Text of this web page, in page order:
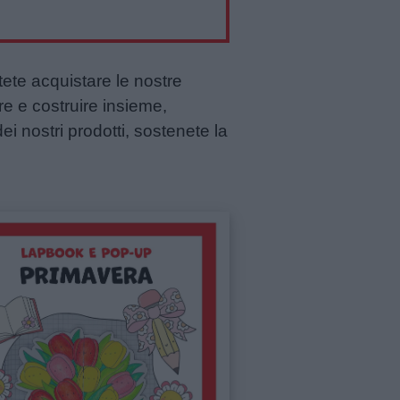
acquistare le nostre
e costruire insieme,
nostri prodotti, sostenete la